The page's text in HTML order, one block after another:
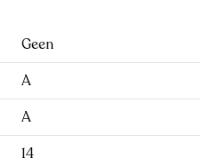
Geen
A
A
14